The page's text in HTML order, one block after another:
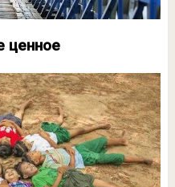
ценное